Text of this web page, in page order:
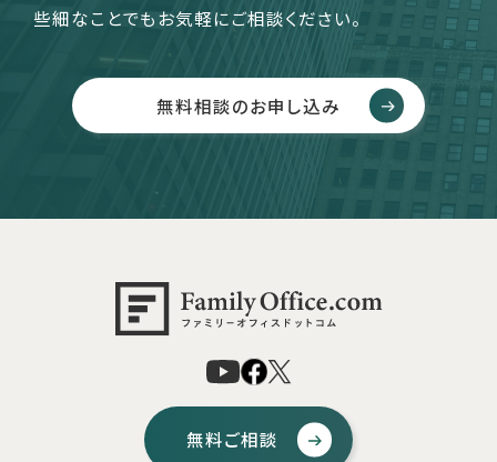
些細なことでもお気軽にご相談ください。
無料相談のお申し込み
無料ご相談